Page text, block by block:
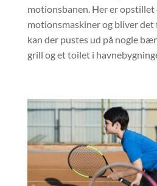
motionsbanen. Her er
motionsmaskiner og bliver det
kan der pustes ud på nogle
grill og et toilet i